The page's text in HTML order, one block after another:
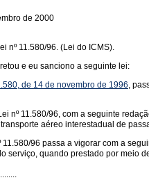
de 2000
nº 11.580/96. (Lei do ICMS).
e eu sanciono a seguinte lei:
de 14 de novembro de 1996,
nº 11.580/96, com a seguinte
aéreo interestadual de
11.580/96 passa a vigorar com a
serviço, quando prestado por meio